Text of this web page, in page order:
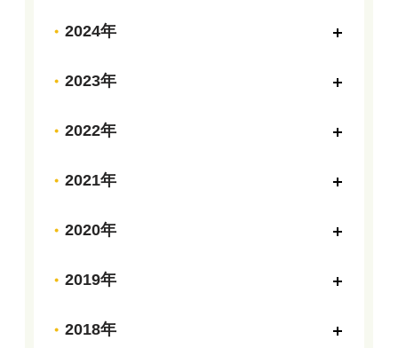
2024年
2023年
2022年
2021年
2020年
2019年
2018年